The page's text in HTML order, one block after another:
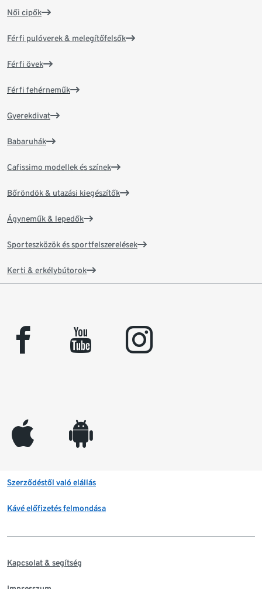
Női cipők
Férfi pulóverek & melegítőfelsők
Férfi övek
Férfi fehérneműk
Gyerekdivat
Babaruhák
Cafissimo modellek és színek
Bőröndök & utazási kiegészítők
Ágyneműk & lepedők
Sporteszközök és sportfelszerelések
Kerti & erkélybútorok
facebook youtube instagram
appleinc android
Szerződéstől való elállás
Kávé előfizetés felmondása
Kapcsolat & segítség